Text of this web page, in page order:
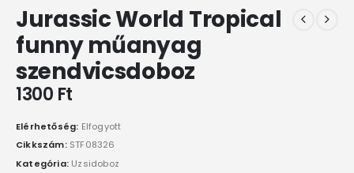
Jurassic World Tropical
funny műanyag
szendvicsdoboz
1300 Ft
Elérhetőség: Elfogyott
Cikkszám: STF08326
Kategória: Uzsidoboz